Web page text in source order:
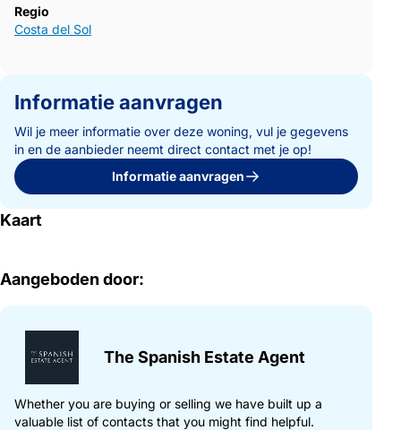
Regio
Costa del Sol
Informatie aanvragen
Wil je meer informatie over deze woning, vul je gegevens
in en de aanbieder neemt direct contact met je op!
Informatie aanvragen
Kaart
Aangeboden door:
The Spanish Estate Agent
Whether you are buying or selling we have built up a
valuable list of contacts that you might find helpful.